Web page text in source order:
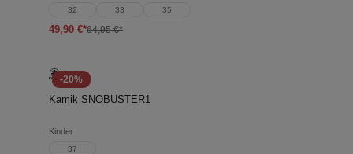
32 33 35
49,90 €*64,95 €*
-20%
Kamik SNOBUSTER1
Kinder
37